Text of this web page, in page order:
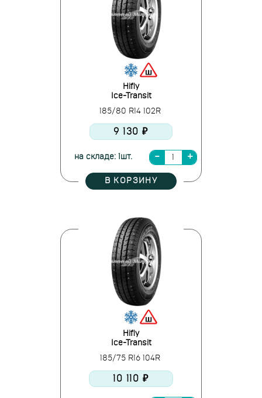
Hifly
Ice-Transit
185/80 R14 102R
9 130 ₽
на складе: 1шт.
В КОРЗИНУ
Hifly
Ice-Transit
185/75 R16 104R
10 110 ₽